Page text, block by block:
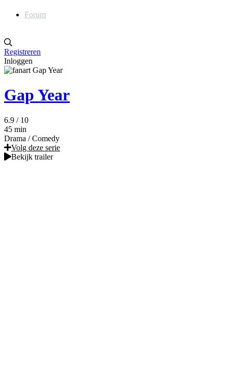
Forum
Registreren
Inloggen
Gap Year
6.9 / 10
45 min
Drama / Comedy
Volg deze serie
Bekijk trailer